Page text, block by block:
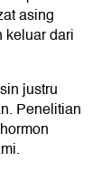
asing
keluar dari
justru
Penelitian